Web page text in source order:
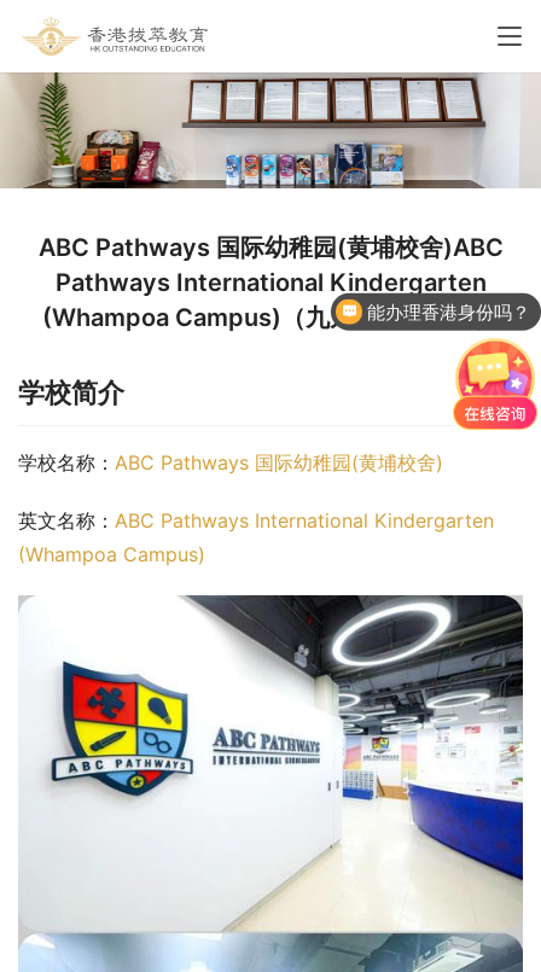
ABC Pathways 国际幼稚园(黄埔校舍)ABC
Pathways International Kindergarten
(Whampoa Campus)（九龙城区幼稚园）
学校简介
学校名称： ABC Pathways 国际幼稚园(黄埔校舍)
英文名称： ABC Pathways International Kindergarten
(Whampoa Campus)
能办理香港身份吗？